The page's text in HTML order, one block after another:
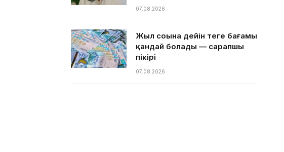
07.08.2026
Жыл соңына дейін теңге бағамы
қандай болады — сарапшы
пікірі
07.08.2026